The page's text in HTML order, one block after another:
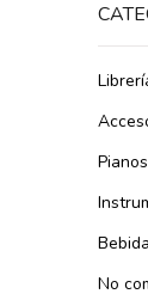
No